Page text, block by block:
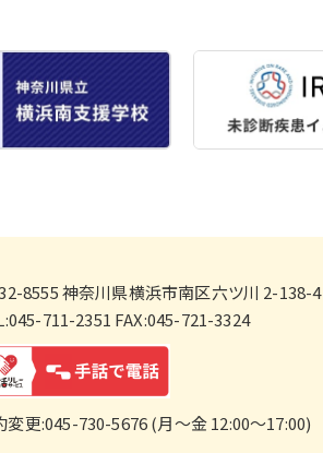
8555神奈川県横浜市南区六ツ川 2-138-4
711-2351 FAX:045-721-3324
変更:045-730-5676 (月～金 12:00～17:00)